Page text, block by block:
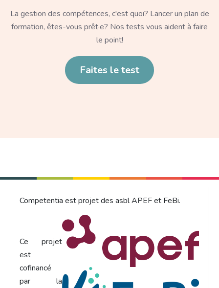
La gestion des compétences, c'est quoi? Lancer un plan de
formation, êtes-vous prêt·e? Nos tests vous aident à faire
le point!
Faites le test
Competentia est projet des asbl APEF et FeBi.
Ce projet
est
cofinancé
par la